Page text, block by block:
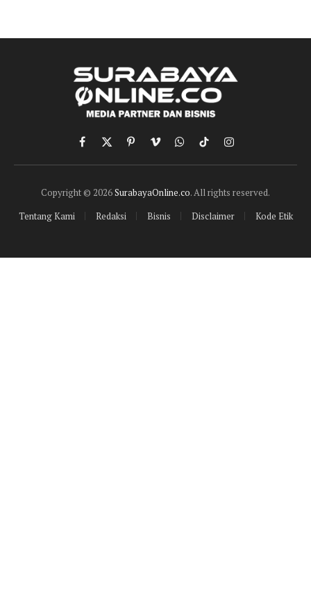
Facebook
X
(Twitter)
PinterestVimeoWhatsApp
TikTokInstagram
Copyright © 2026SurabayaOnline.co. All rights reserved.
Tentang Kami
Redaksi Bisnis Disclaimer Kode Etik